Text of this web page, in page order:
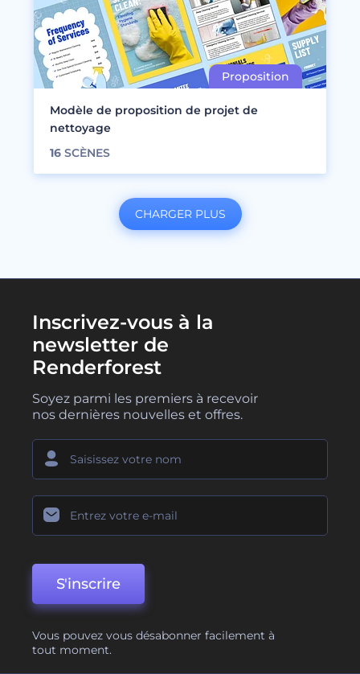
Modèle de proposition de projet de
nettoyage
16 SCÈNES
CHARGER PLUS
Inscrivez-vous à la
newsletter de
Renderforest
Soyez parmi les premiers à recevoir
nos dernières nouvelles et offres.
S'inscrire
Vous pouvez vous désabonner facilement à
tout moment.